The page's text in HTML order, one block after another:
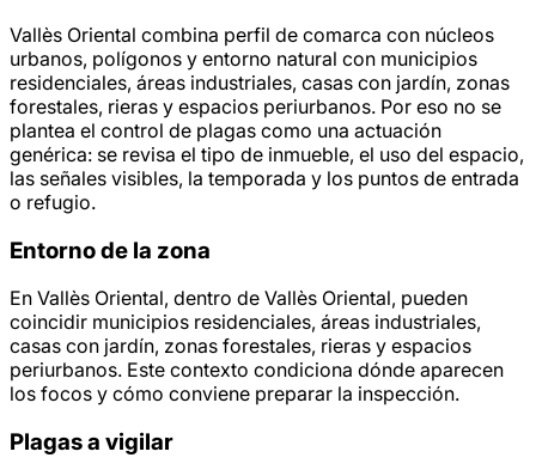
Vallès Oriental combina perfil de comarca con núcleos
urbanos, polígonos y entorno natural con municipios
residenciales, áreas industriales, casas con jardín, zonas
forestales, rieras y espacios periurbanos. Por eso no se
plantea el control de plagas como una actuación
genérica: se revisa el tipo de inmueble, el uso del espacio,
las señales visibles, la temporada y los puntos de entrada
o refugio.
Entorno de la zona
En Vallès Oriental, dentro de Vallès Oriental, pueden
coincidir municipios residenciales, áreas industriales,
casas con jardín, zonas forestales, rieras y espacios
periurbanos. Este contexto condiciona dónde aparecen
los focos y cómo conviene preparar la inspección.
Plagas a vigilar